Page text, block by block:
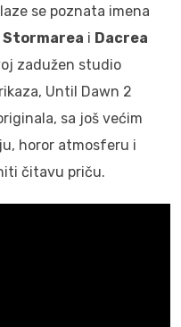
se poznata imena
i Dacrea
zadužen studio
Until Dawn 2
sa još većim
horor atmosferu i
čitavu priču.